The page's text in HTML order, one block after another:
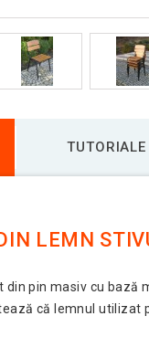
LEMN
din pin masiv cu
că lemnul